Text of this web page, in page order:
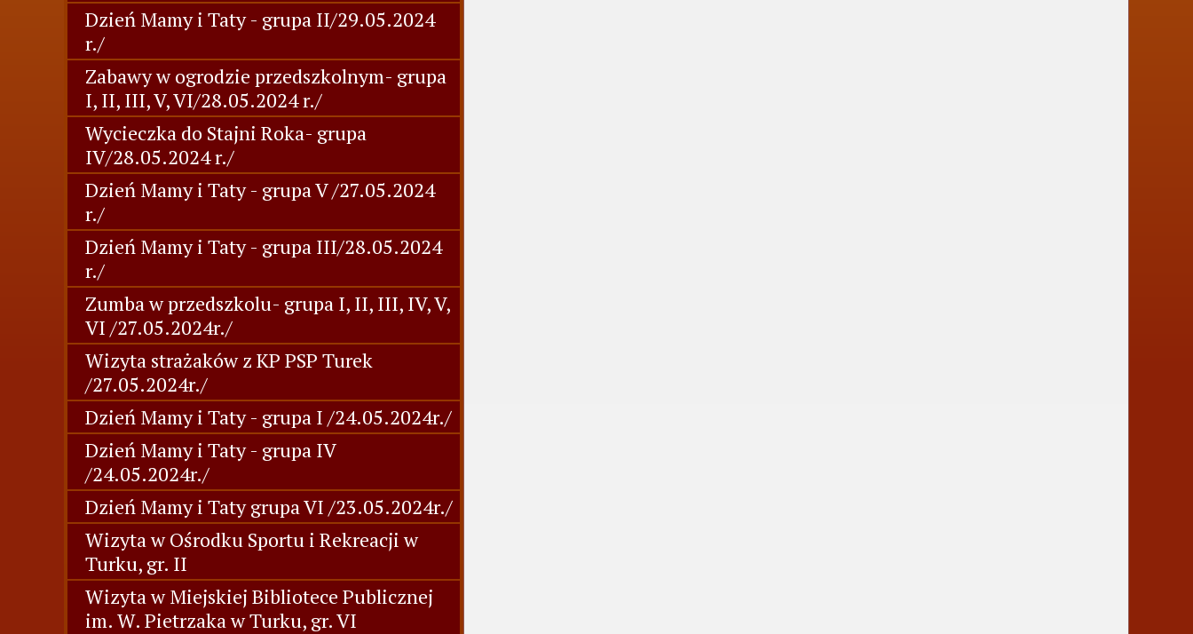
Dzień Mamy i Taty - grupa II/29.05.2024
r./
Zabawy w ogrodzie przedszkolnym- grupa
I, II, III, V, VI/28.05.2024 r./
Wycieczka do Stajni Roka- grupa
IV/28.05.2024 r./
Dzień Mamy i Taty - grupa V /27.05.2024
r./
Dzień Mamy i Taty - grupa III/28.05.2024
r./
Zumba w przedszkolu- grupa I, II, III, IV, V,
VI /27.05.2024r./
Wizyta strażaków z KP PSP Turek
/27.05.2024r./
Dzień Mamy i Taty - grupa I /24.05.2024r./
Dzień Mamy i Taty - grupa IV
/24.05.2024r./
Dzień Mamy i Taty grupa VI /23.05.2024r./
Wizyta w Ośrodku Sportu i Rekreacji w
Turku, gr. II
Wizyta w Miejskiej Bibliotece Publicznej
im. W. Pietrzaka w Turku, gr. VI